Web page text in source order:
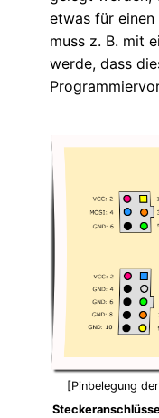
etwas für
muss z. B. mit
werde, dass
[Pinbelegung